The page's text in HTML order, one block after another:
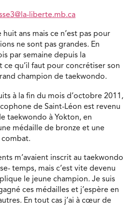
liberte.mb.ca
huit ans mais ce n’est pas pour
ne sont pas grandes. En
par semaine depuis la
qu’il faut pour concrétiser son
champion de taekwondo.
à la fin du mois d’octobre 2011,
de Saint-Léon est revenu
taekwondo à Yokton, en
médaille de bronze et une
combat.
m’avaient inscrit au taekwondo
temps, mais c’est vite devenu
le jeune champion. Je suis
ces médailles et j’espère en
En tout cas j’ai à cœur de